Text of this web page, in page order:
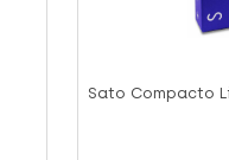
Sato Compacto